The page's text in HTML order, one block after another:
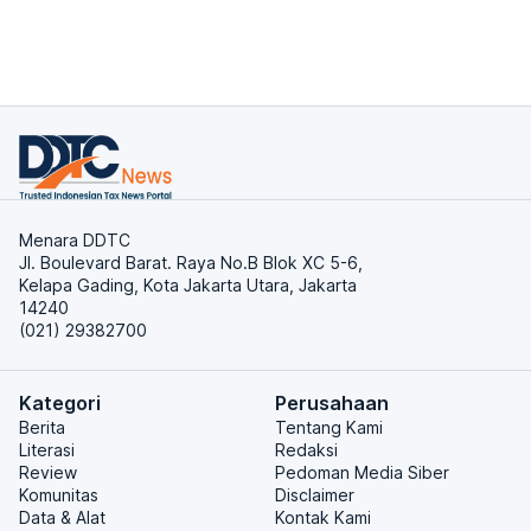
Menara DDTC
Jl. Boulevard Barat. Raya No.B Blok XC 5-6,
Kelapa Gading, Kota Jakarta Utara, Jakarta
14240
(021) 29382700
Kategori
Berita
Literasi
Review
Komunitas
Data & Alat
Perusahaan
Tentang Kami
Redaksi
Pedoman Media Siber
Disclaimer
Kontak Kami